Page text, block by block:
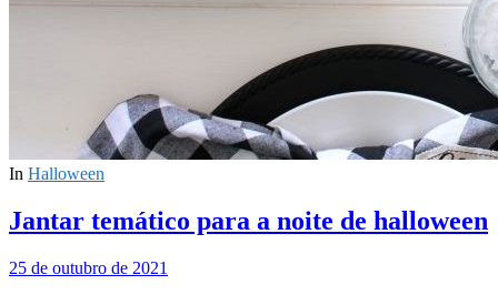
In Halloween
Jantar temático para a noite de halloween
25 de outubro de 2021